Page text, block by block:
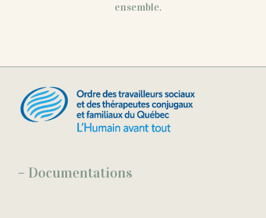
ensemble.
– Documentations